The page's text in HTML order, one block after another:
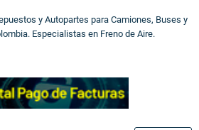
y Autopartes para Camiones, Buses y
Especialistas en Freno de Aire.